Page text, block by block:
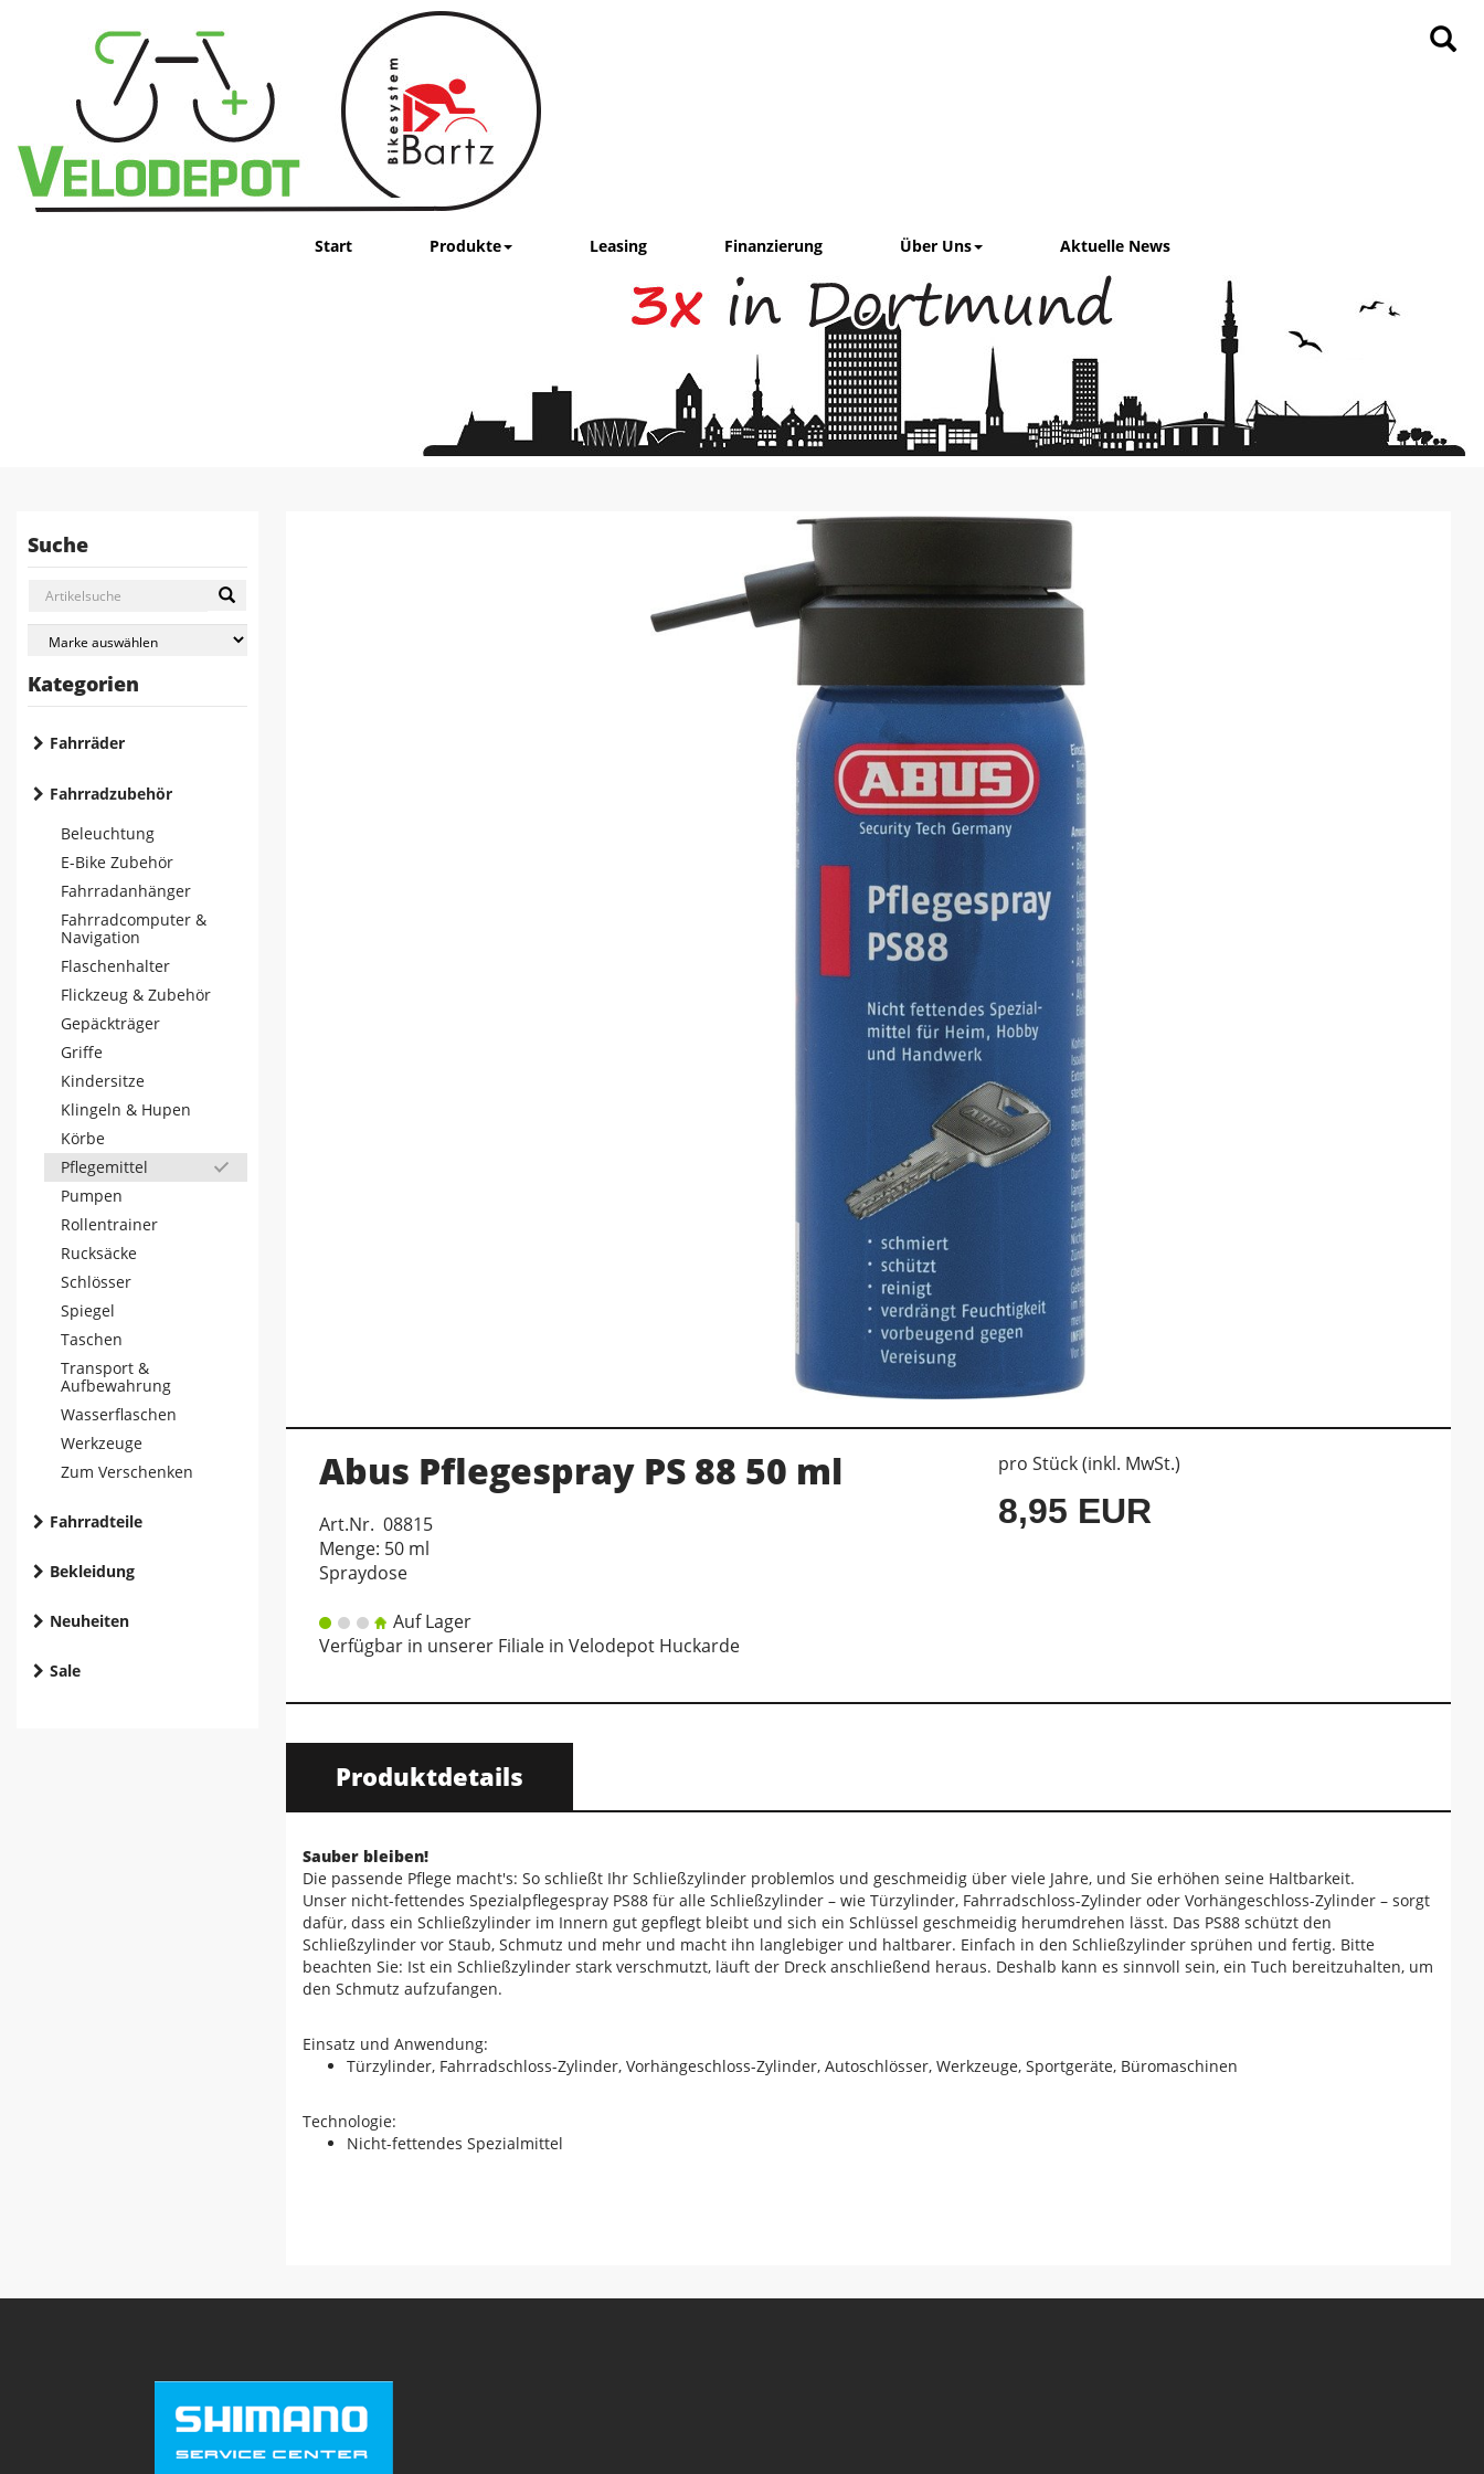
Start Produkte Leasing Finanzierung Über Uns Aktuelle News
Suche
Kategorien
Fahrräder
Fahrradzubehör
Beleuchtung
E-Bike Zubehör
Fahrradanhänger
Fahrradcomputer &
Navigation
Flaschenhalter
Flickzeug & Zubehör
Gepäckträger
Griffe
Kindersitze
Klingeln & Hupen
Körbe
Pflegemittel
Pumpen
Rollentrainer
Rucksäcke
Schlösser
Spiegel
Taschen
Transport &
Aufbewahrung
Wasserflaschen
Werkzeuge
Zum Verschenken
Fahrradteile
Bekleidung
Neuheiten
Sale
Abus Pflegespray PS 88 50 ml
Art.Nr. 08815
Menge: 50 ml
Spraydose
Auf Lager
Verfügbar in unserer Filiale in Velodepot Huckarde
pro Stück (inkl. MwSt.)
8,95 EUR
Produktdetails
Sauber bleiben!
Die passende Pflege macht's: So schließt Ihr Schließzylinder problemlos und geschmeidig über viele Jahre, und Sie erhöhen seine Haltbarkeit.
Unser nicht-fettendes Spezialpflegespray PS88 für alle Schließzylinder – wie Türzylinder, Fahrradschloss-Zylinder oder Vorhängeschloss-Zylinder – sorgt
dafür, dass ein Schließzylinder im Innern gut gepflegt bleibt und sich ein Schlüssel geschmeidig herumdrehen lässt. Das PS88 schützt den
Schließzylinder vor Staub, Schmutz und mehr und macht ihn langlebiger und haltbarer. Einfach in den Schließzylinder sprühen und fertig. Bitte
beachten Sie: Ist ein Schließzylinder stark verschmutzt, läuft der Dreck anschließend heraus. Deshalb kann es sinnvoll sein, ein Tuch bereitzuhalten, um
den Schmutz aufzufangen.
Einsatz und Anwendung:
Türzylinder, Fahrradschloss-Zylinder, Vorhängeschloss-Zylinder, Autoschlösser, Werkzeuge, Sportgeräte, Büromaschinen
Technologie:
Nicht-fettendes Spezialmittel